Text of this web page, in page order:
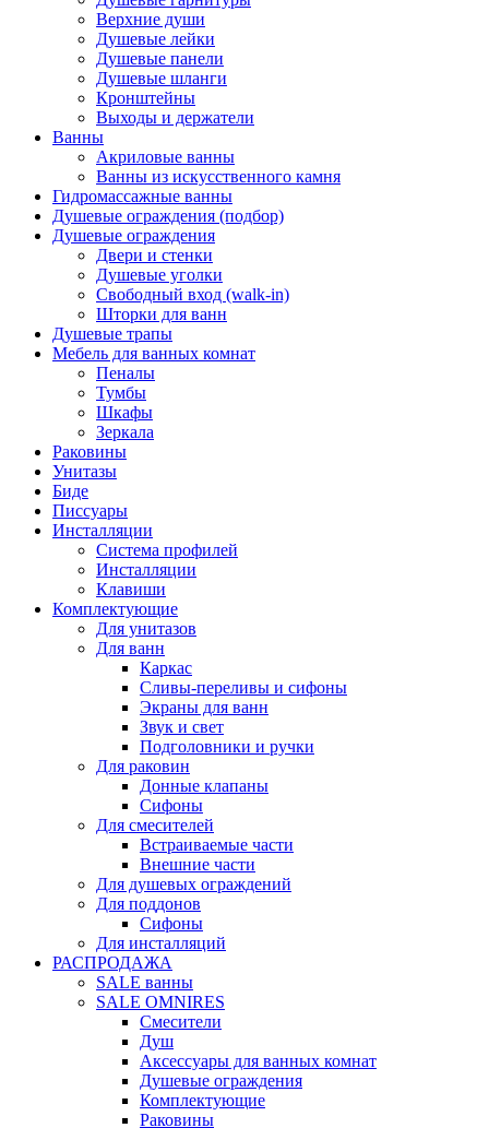
Верхние души
Душевые лейки
Душевые панели
Душевые шланги
Кронштейны
Выходы и держатели
Ванны
Акриловые ванны
Ванны из искусственного камня
Гидромассажные ванны
Душевые ограждения (подбор)
Душевые ограждения
Двери и стенки
Душевые уголки
Свободный вход (walk-in)
Шторки для ванн
Душевые трапы
Мебель для ванных комнат
Пеналы
Тумбы
Шкафы
Зеркала
Раковины
Унитазы
Биде
Писсуары
Инсталляции
Система профилей
Инсталляции
Клавиши
Комплектующие
Для унитазов
Для ванн
Каркас
Сливы-переливы и сифоны
Экраны для ванн
Звук и свет
Подголовники и ручки
Для раковин
Донные клапаны
Сифоны
Для смесителей
Встраиваемые части
Внешние части
Для душевых ограждений
Для поддонов
Сифоны
Для инсталляций
РАСПРОДАЖА
SALE ванны
SALE OMNIRES
Смесители
Душ
Аксессуары для ванных комнат
Душевые ограждения
Комплектующие
Раковины